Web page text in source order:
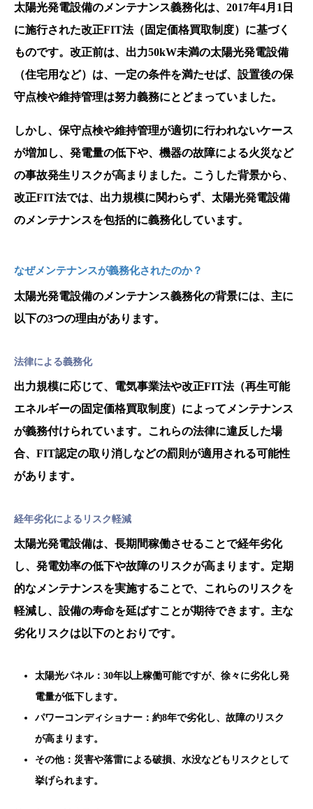
太陽光発電設備のメンテナンス義務化は、2017年4月1日
に施行された改正FIT法（固定価格買取制度）に基づく
ものです。改正前は、出力50kW未満の太陽光発電設備
（住宅用など）は、一定の条件を満たせば、設置後の保
守点検や維持管理は努力義務にとどまっていました。
しかし、保守点検や維持管理が適切に行われないケース
が増加し、発電量の低下や、機器の故障による火災など
の事故発生リスクが高まりました。こうした背景から、
改正FIT法では、出力規模に関わらず、太陽光発電設備
のメンテナンスを包括的に義務化しています。
なぜメンテナンスが義務化されたのか？
太陽光発電設備のメンテナンス義務化の背景には、主に
以下の3つの理由があります。
法律による義務化
出力規模に応じて、電気事業法や改正FIT法（再生可能
エネルギーの固定価格買取制度）によってメンテナンス
が義務付けられています。これらの法律に違反した場
合、FIT認定の取り消しなどの罰則が適用される可能性
があります。
経年劣化によるリスク軽減
太陽光発電設備は、長期間稼働させることで経年劣化
し、発電効率の低下や故障のリスクが高まります。定期
的なメンテナンスを実施することで、これらのリスクを
軽減し、設備の寿命を延ばすことが期待できます。主な
劣化リスクは以下のとおりです。
太陽光パネル：30年以上稼働可能ですが、徐々に劣化し発
電量が低下します。
パワーコンディショナー：約8年で劣化し、故障のリスク
が高まります。
その他：災害や落雷による破損、水没などもリスクとして
挙げられます。